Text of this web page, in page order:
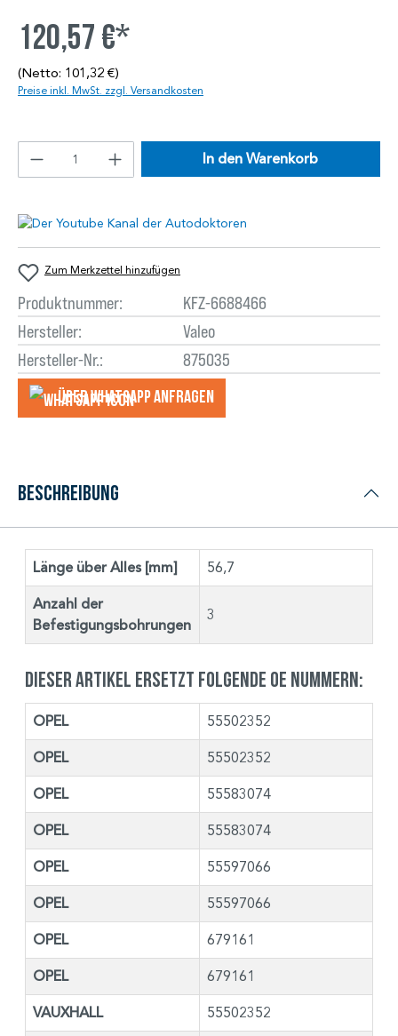
120,57 €*
(Netto: 101,32 €)
Preise inkl. MwSt. zzgl. Versandkosten
In den Warenkorb
Zum Merkzettel hinzufügen
Produktnummer:
KFZ-6688466
Hersteller:
Valeo
Hersteller-Nr.:
875035
Über WhatsApp anfragеn
Beschreibung
Länge über Alles [mm] 56,7
Anzahl der
Befestigungsbohrungen
3
Dieser Artikel ersetzt folgende OE Nummern:
OPEL 55502352
OPEL 55502352
OPEL 55583074
OPEL 55583074
OPEL 55597066
OPEL 55597066
OPEL 679161
OPEL 679161
VAUXHALL 55502352